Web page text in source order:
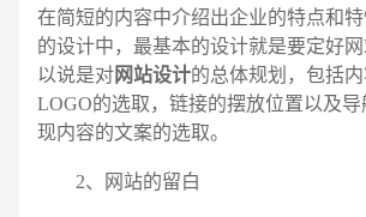
在简短的内容中介绍出企业的特点和
的设计中，最基本的设计就是要定好
以说是对网站设计的总体规划，包括内
LOGO的选取，链接的摆放位置以及
现内容的文案的选取。
2、网站的留白